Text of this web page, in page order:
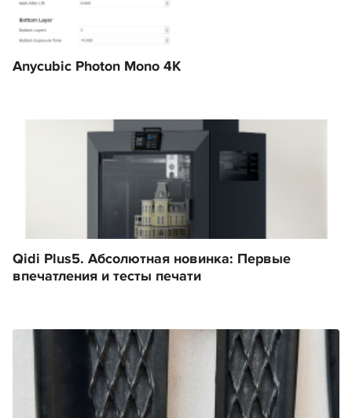
Anycubic Photon Mono 4K
Qidi Plus5. Абсолютная новинка: Первые
впечатления и тесты печати